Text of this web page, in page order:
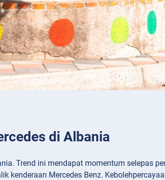
di Albania
Trend ini mendapat momentum selepas
kenderaan Mercedes Benz.